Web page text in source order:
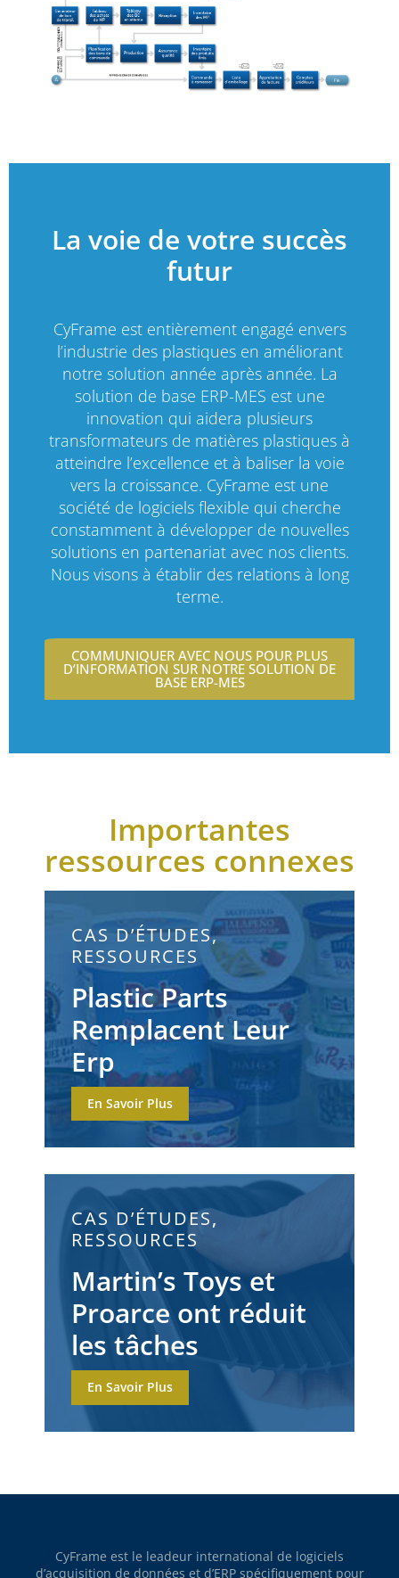
La voie de votre succès
futur
CyFrame est entièrement engagé envers
l’industrie des plastiques en améliorant
notre solution année après année. La
solution de base ERP-MES est une
innovation qui aidera plusieurs
transformateurs de matières plastiques à
atteindre l’excellence et à baliser la voie
vers la croissance. CyFrame est une
société de logiciels flexible qui cherche
constamment à développer de nouvelles
solutions en partenariat avec nos clients.
Nous visons à établir des relations à long
terme.
COMMUNIQUER AVEC NOUS POUR PLUS
D’INFORMATION SUR NOTRE SOLUTION DE
BASE ERP-MES
Importantes
ressources connexes
CAS D’ÉTUDES,
RESSOURCES
Plastic Parts
Remplacent Leur
Erp
En Savoir Plus
CAS D’ÉTUDES,
RESSOURCES
Martin’s Toys et
Proarce ont réduit
les tâches
administratives, les
temps d’arrêt et les
configurations des
améliorant leur
production
En Savoir Plus
CyFrame est le leadeur international de logiciels
d’acquisition de données et d’ERP spécifiquement pour